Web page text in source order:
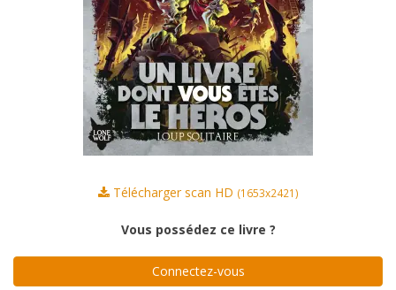
Télécharger scan HD (1653x2421)
Vous possédez ce livre ?
Connectez-vous